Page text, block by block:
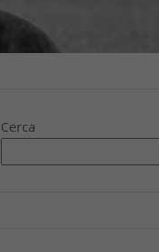
Cerca